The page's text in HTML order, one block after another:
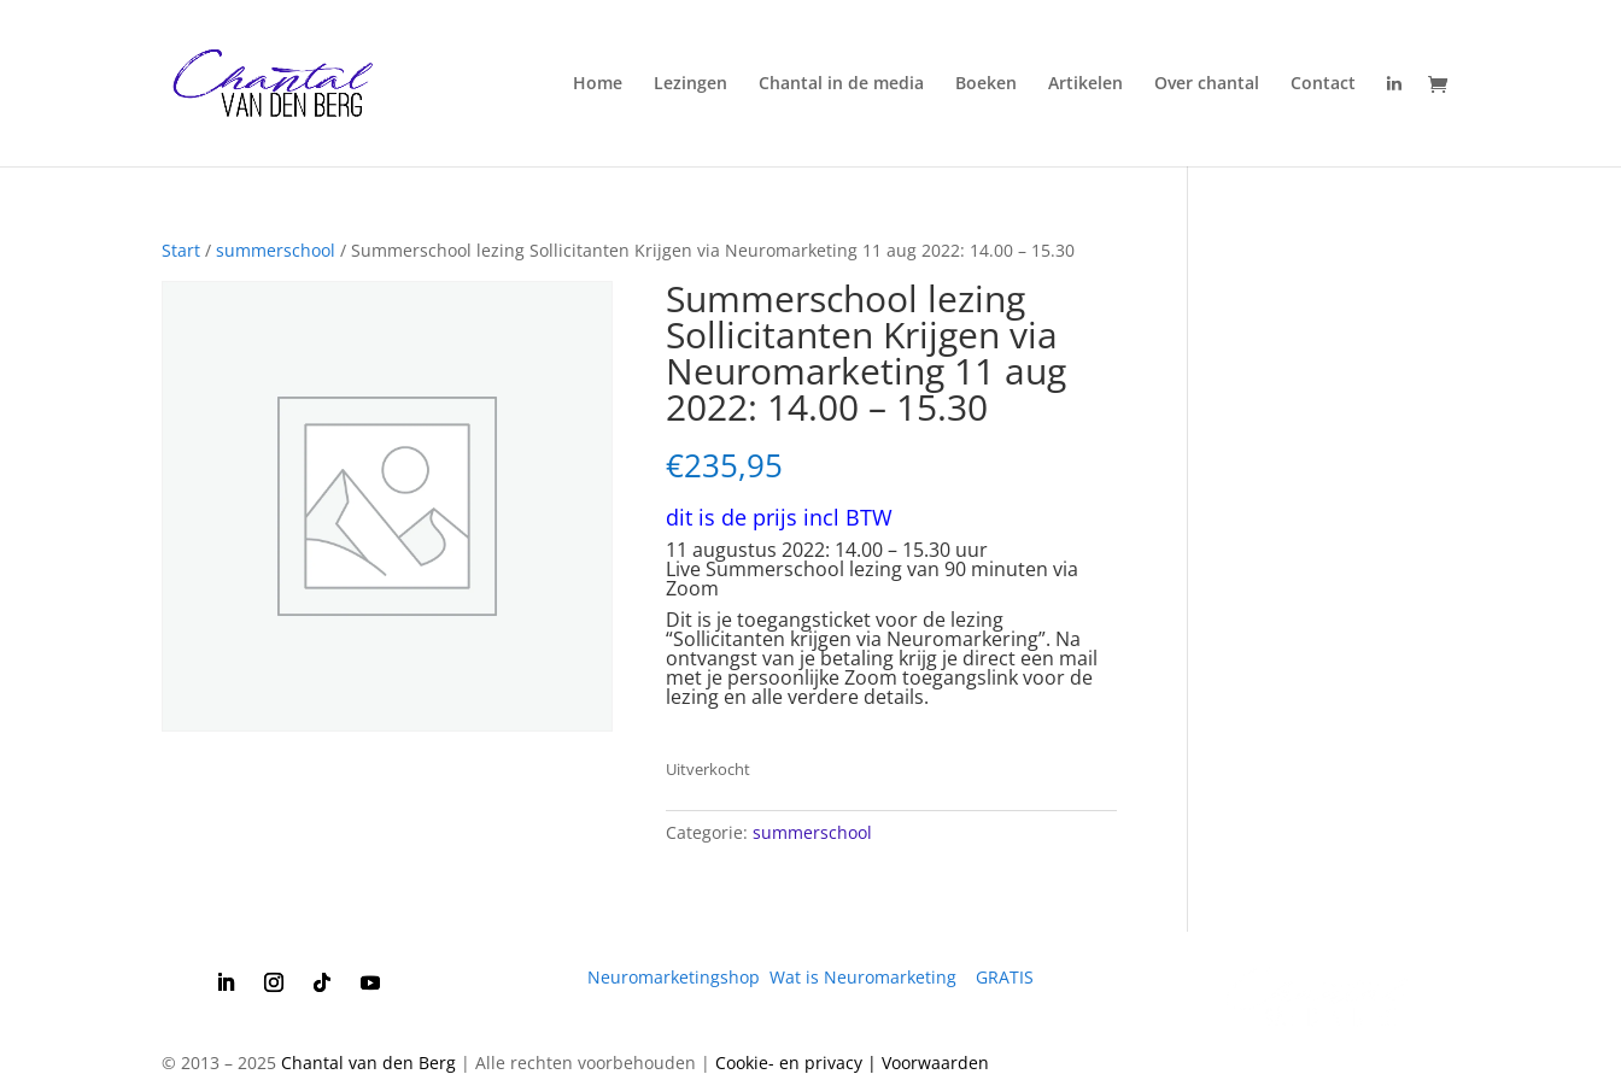
Home Lezingen Chantal in de media Boeken Artikelen Over chantal Contact
Start /summerschool / Summerschool lezing Sollicitanten Krijgen via Neuromarketing 11 aug 2022: 14.00 – 15.30
Summerschool lezing
Sollicitanten Krijgen via
Neuromarketing 11 aug
2022: 14.00 – 15.30
€235,95
dit is de prijs incl BTW
11 augustus 2022: 14.00 – 15.30 uur
Live Summerschool lezing van 90 minuten via
Zoom
Dit is je toegangsticket voor de lezing
“Sollicitanten krijgen via Neuromarkering”. Na
ontvangst van je betaling krijg je direct een mail
met je persoonlijke Zoom toegangslink voor de
lezing en alle verdere details.
Uitverkocht
Categorie: summerschool
Neuromarketingshop Wat is Neuromarketing| GRATIS
© 2013 – 2025Chantal van den Berg | Alle rechten voorbehouden |Cookie- en privacy | Voorwaarden